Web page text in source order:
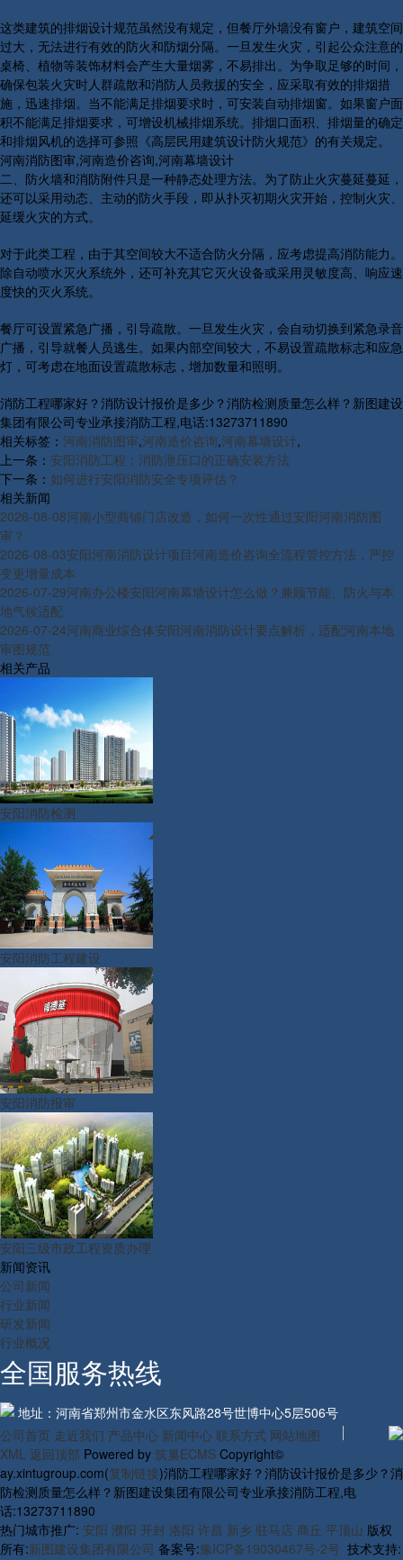
这类建筑的排烟设计规范虽然没有规定，但餐厅外墙没有窗户，建筑空间
过大，无法进行有效的防火和防烟分隔。一旦发生火灾，引起公众注意的
桌椅、植物等装饰材料会产生大量烟雾，不易排出。为争取足够的时间，
确保包装火灾时人群疏散和消防人员救援的安全，应采取有效的排烟措
施，迅速排烟。当不能满足排烟要求时，可安装自动排烟窗。如果窗户面
积不能满足排烟要求，可增设机械排烟系统。排烟口面积、排烟量的确定
和排烟风机的选择可参照《高层民用建筑设计防火规范》的有关规定。
河南消防图审,河南造价咨询,河南幕墙设计
二、防火墙和消防附件只是一种静态处理方法。为了防止火灾蔓延蔓延，
还可以采用动态、主动的防火手段，即从扑灭初期火灾开始，控制火灾、
延缓火灾的方式。
对于此类工程，由于其空间较大不适合防火分隔，应考虑提高消防能力。
除自动喷水灭火系统外，还可补充其它灭火设备或采用灵敏度高、响应速
度快的灭火系统。
餐厅可设置紧急广播，引导疏散。一旦发生火灾，会自动切换到紧急录音
广播，引导就餐人员逃生。如果内部空间较大，不易设置疏散标志和应急
灯，可考虑在地面设置疏散标志，增加数量和照明。
消防工程哪家好？消防设计报价是多少？消防检测质量怎么样？新图建设
集团有限公司专业承接消防工程,电话:13273711890
相关标签： 河南消防图审,河南造价咨询,河南幕墙设计,
上一条： 安阳消防工程：消防泄压口的正确安装方法
下一条： 如何进行安阳消防安全专项评估？
相关新闻
2026-08-08河南小型商铺门店改造，如何一次性通过安阳河南消防图
审？
2026-08-03安阳河南消防设计项目河南造价咨询全流程管控方法，严控
变更增量成本
2026-07-29河南办公楼安阳河南幕墙设计怎么做？兼顾节能、防火与本
地气候适配
2026-07-24河南商业综合体安阳河南消防设计要点解析，适配河南本地
审图规范
相关产品
安阳消防检测
安阳消防工程建设
安阳消防报审
安阳三级市政工程资质办理
新闻资讯
公司新闻
行业新闻
研发新闻
行业概况
全国服务热线
地址：河南省郑州市金水区东风路28号世博中心5层506号
公司首页 走近我们 产品中心 新闻中心 联系方式 网站地图
XML 返回顶部 Powered by 筑巢ECMS Copyright©
ay.xintugroup.com(复制链接)消防工程哪家好？消防设计报价是多少？消
防检测质量怎么样？新图建设集团有限公司专业承接消防工程,电
话:13273711890
热门城市推广: 安阳 濮阳 开封 洛阳 许昌 新乡 驻马店 商丘 平顶山 版权
所有:新图建设集团有限公司 备案号:豫ICP备19030467号-2号 技术支持: